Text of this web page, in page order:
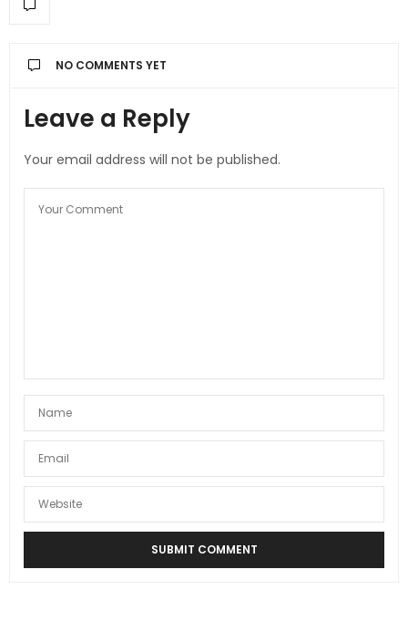
NO COMMENTS YET
Leave a Reply
Your email address will not be published.